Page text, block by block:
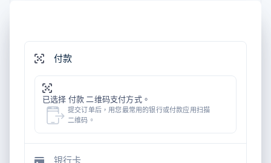
付款
已选择 付款 二维码支付方式。
提交订单后，用您最常用的银行或付款应用扫描
二维码。
银行卡